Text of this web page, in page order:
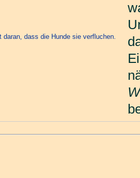
daran, dass die Hunde sie verfluchen.